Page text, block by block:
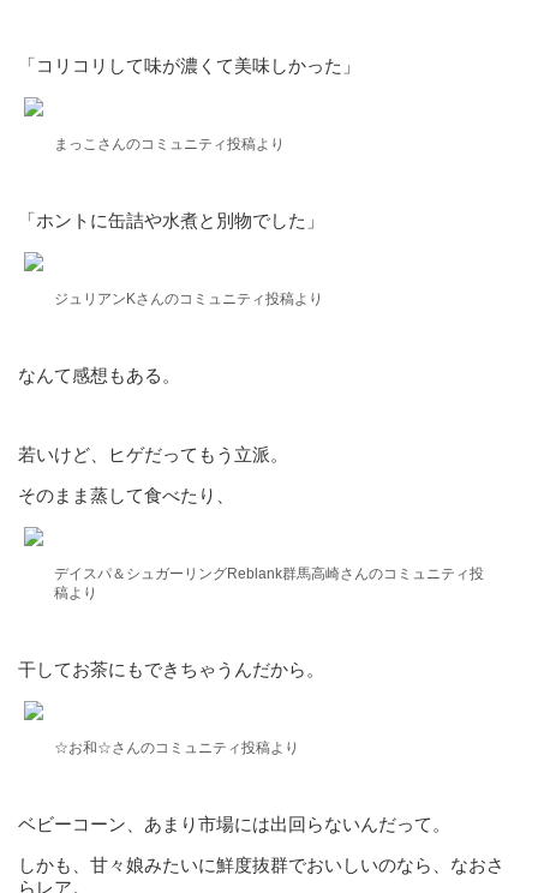
「コリコリして味が濃くて美味しかった」
まっこさんのコミュニティ投稿より
「ホントに缶詰や水煮と別物でした」
ジュリアンKさんのコミュニティ投稿より
なんて感想もある。
若いけど、ヒゲだってもう立派。
そのまま蒸して食べたり、
デイスパ＆シュガーリングReblank群馬高崎さんのコミュニティ投
稿より
干してお茶にもできちゃうんだから。
☆お和☆さんのコミュニティ投稿より
ベビーコーン、あまり市場には出回らないんだって。
しかも、甘々娘みたいに鮮度抜群でおいしいのなら、なおさ
らレア。